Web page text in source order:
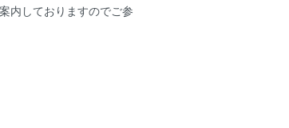
内しておりますのでご参